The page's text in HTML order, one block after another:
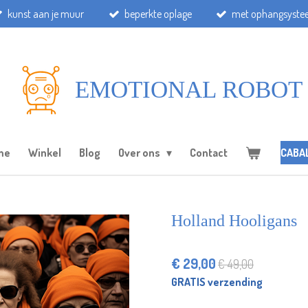
kunst aan je muur beperkte oplage met
EMOTIONAL ROBOT
Winkel Blog Over ons Contact
Holland Hooligans
€ 29,00€ 49,00
GRATIS verzending